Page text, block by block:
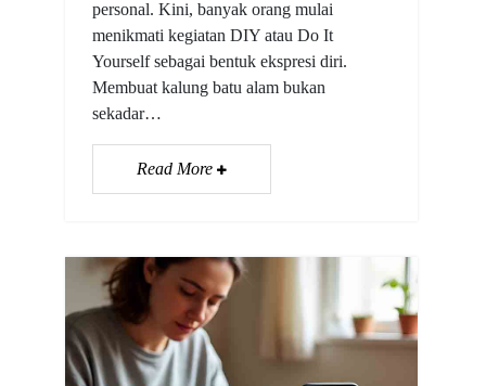
personal. Kini, banyak orang mulai
menikmati kegiatan DIY atau Do It
Yourself sebagai bentuk ekspresi diri.
Membuat kalung batu alam bukan
sekadar…
Read More